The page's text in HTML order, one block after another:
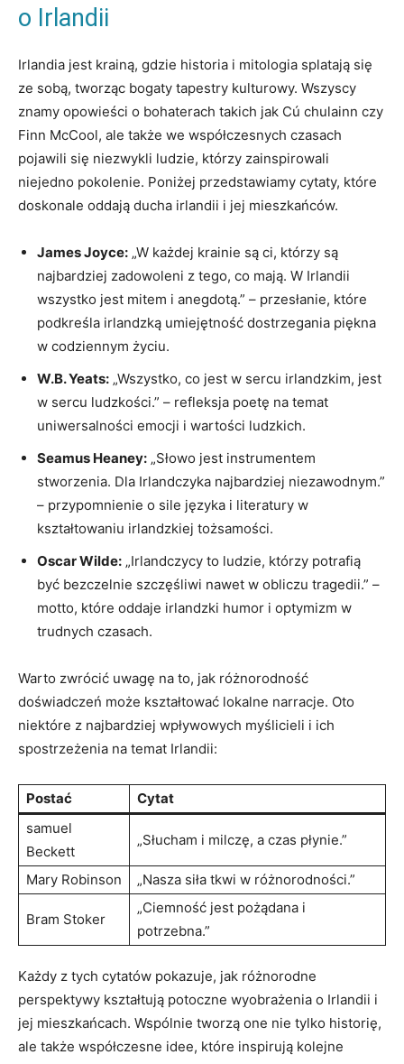
o Irlandii
Irlandia jest krainą, gdzie historia i mitologia splatają się
ze sobą, tworząc bogaty tapestry kulturowy. Wszyscy
znamy opowieści o bohaterach takich jak Cú chulainn czy
Finn McCool, ale także we współczesnych czasach
pojawili się niezwykli ludzie, którzy zainspirowali
niejedno pokolenie. Poniżej przedstawiamy cytaty, które
doskonale oddają ducha irlandii i jej mieszkańców.
James Joyce: „W każdej krainie są ci, którzy są
najbardziej zadowoleni z tego, co mają. W Irlandii
wszystko jest mitem i anegdotą.” – przesłanie, które
podkreśla irlandzką umiejętność dostrzegania piękna
w codziennym życiu.
W.B. Yeats: „Wszystko, co jest w sercu irlandzkim, jest
w sercu ludzkości.” – refleksja poetę na temat
uniwersalności emocji i wartości ludzkich.
Seamus Heaney: „Słowo jest instrumentem
stworzenia. Dla Irlandczyka najbardziej niezawodnym.”
– przypomnienie o sile języka i literatury w
kształtowaniu irlandzkiej tożsamości.
Oscar Wilde: „Irlandczycy to ludzie, którzy potrafią
być bezczelnie szczęśliwi nawet w obliczu tragedii.” –
motto, które oddaje irlandzki humor i optymizm w
trudnych czasach.
Warto zwrócić uwagę na to, jak różnorodność
doświadczeń może kształtować lokalne narracje. Oto
niektóre z najbardziej wpływowych myślicieli i ich
spostrzeżenia na temat Irlandii:
Postać
Cytat
samuel
Beckett
„Słucham i milczę, a czas płynie.”
Mary Robinson „Nasza siła tkwi w różnorodności.”
Bram Stoker
„Ciemność jest pożądana i
potrzebna.”
Każdy z tych cytatów pokazuje, jak różnorodne
perspektywy kształtują potoczne wyobrażenia o Irlandii i
jej mieszkańcach. Wspólnie tworzą one nie tylko historię,
ale także współczesne idee, które inspirują kolejne